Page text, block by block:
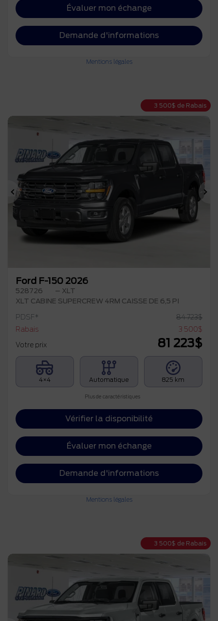
Évaluer mon échange
Demande d'informations
Mentions légales
3 500$ de Rabais
Précédent
Ford F-150 2026
528726
– XLT
XLT CABINE SUPERCREW 4RM CAISSE DE 6,5 PI
PDSF* 84 723$
Rabais
3 500$
Votre prix
81 223$
4×4 Automatique 825 km
Plus de caractéristiques
Vérifier la disponibilité
Évaluer mon échange
Demande d'informations
Mentions légales
3 500$ de Rabais